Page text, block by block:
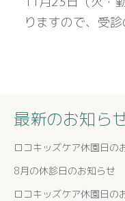
りますので、受
最新のお知ら
ロコキッズケア休園日の
8月の休診日のお知らせ
ロコキッズケア休園日の